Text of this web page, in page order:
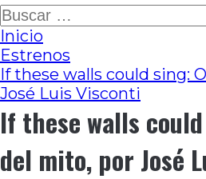
Ir
al
contenido
Buscar:
Inicio
Estrenos
If these walls could sing:
José Luis Visconti
If these walls
del mito, por José